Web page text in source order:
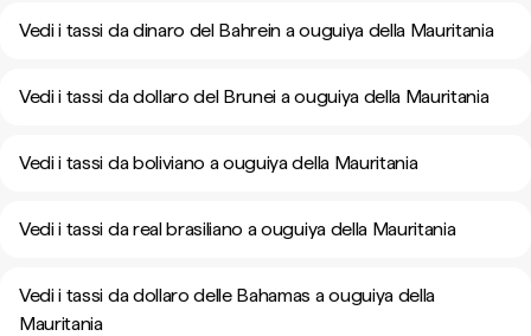
Vedi i tassi da dinaro del Bahrein a ouguiya della Mauritania
Vedi i tassi da dollaro del Brunei a ouguiya della Mauritania
Vedi i tassi da boliviano a ouguiya della Mauritania
Vedi i tassi da real brasiliano a ouguiya della Mauritania
Vedi i tassi da dollaro delle Bahamas a ouguiya della
Mauritania